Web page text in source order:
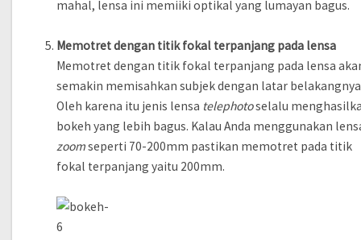
mahal, lensa ini memiiki optikal yang lumayan bagus.
Memotret dengan titik fokal terpanjang pada lensa
Memotret dengan titik fokal terpanjang pada lensa
semakin memisahkan subjek dengan latar
Oleh karena itu jenis lensa telephotoselalu
bokeh yang lebih bagus. Kalau Anda menggunakan
zoomseperti 70-200mm pastikan memotret pada titik
fokal terpanjang yaitu 200mm.